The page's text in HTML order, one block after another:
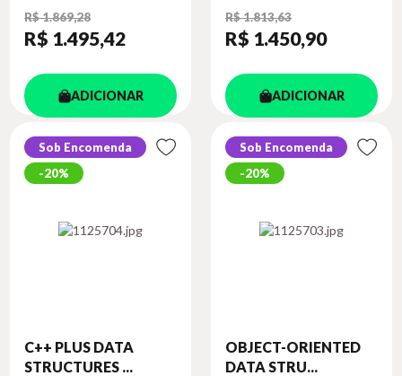
R$ 1.869,28
R$ 1.495,42
ADICIONAR
R$ 1.813,63
R$ 1.450,90
ADICIONAR
Sob Encomenda
20%
C++ PLUS DATA
STRUCTURES ...
Sob Encomenda
20%
OBJECT-ORIENTED
DATA STRU...